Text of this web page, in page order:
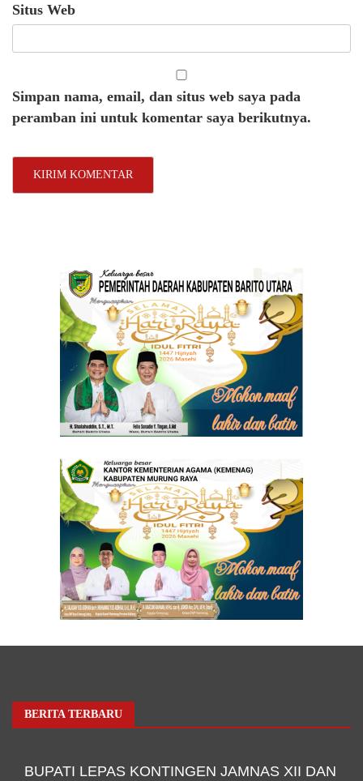
Situs Web
Simpan nama, email, dan situs web saya pada
peramban ini untuk komentar saya berikutnya.
BERITA TERBARU
BUPATI LEPAS KONTINGEN JAMNAS XII DAN